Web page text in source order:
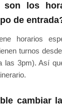
son los
de
horarios
turnos
las 3pm). Así
cambiar